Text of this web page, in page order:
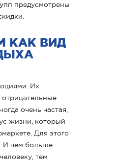
предусмотрены
КАК ВИД
Их
очень частая,
жизни, который
Для этого
И чем больше
тем